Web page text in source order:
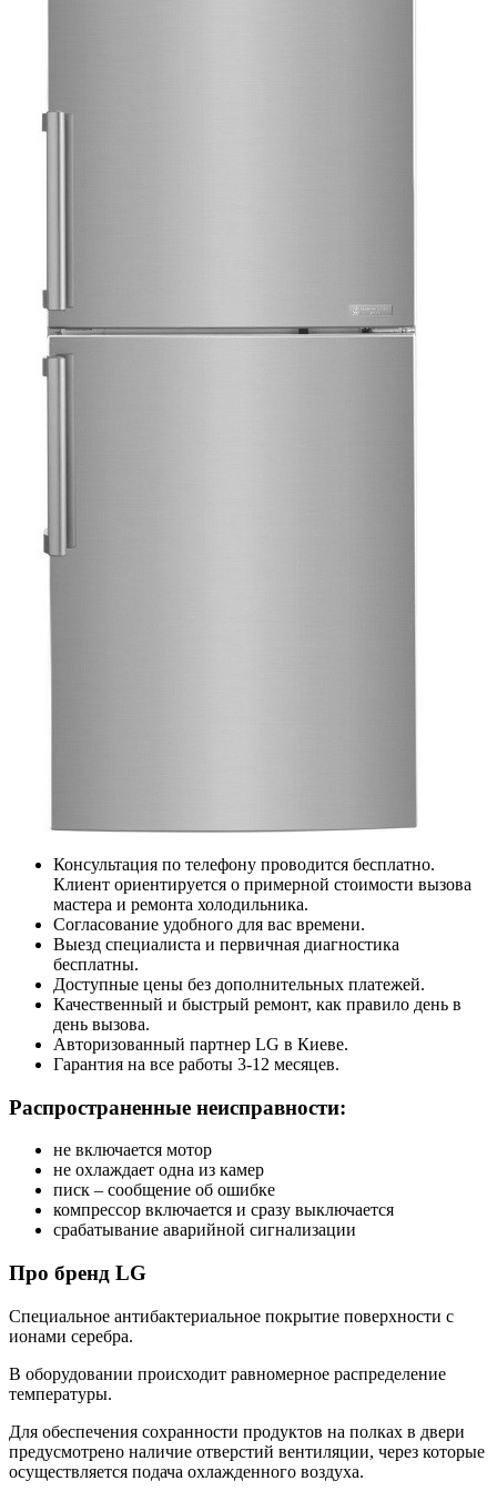
Консультация по телефону проводится бесплатно.
Клиент ориентируется о примерной стоимости вызова
мастера и ремонта холодильника.
Согласование удобного для вас времени.
Выезд специалиста и первичная диагностика
бесплатны.
Доступные цены без дополнительных платежей.
Качественный и быстрый ремонт, как правило день в
день вызова.
Авторизованный партнер LG в Киеве.
Гарантия на все работы 3-12 месяцев.
Распространенные неисправности:
не включается мотор
не охлаждает одна из камер
писк – сообщение об ошибке
компрессор включается и сразу выключается
срабатывание аварийной сигнализации
Про бренд LG
Специальное антибактериальное покрытие поверхности с
ионами серебра.
В оборудовании происходит равномерное распределение
температуры.
Для обеспечения сохранности продуктов на полках в двери
предусмотрено наличие отверстий вентиляции, через которые
осуществляется подача охлажденного воздуха.